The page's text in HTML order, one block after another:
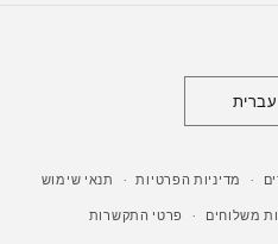
עברית
מדיניות הפרטיות תנאי שימוש
משלוחים פרטי התקשרות